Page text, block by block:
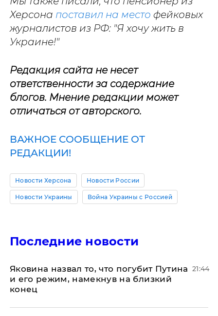
Херсона поставил на место фейковых
журналистов из РФ: "Я хочу жить в
Украине!"
Редакция сайта не несет
ответственности за содержание
блогов. Мнение редакции может
отличаться от авторского.
ВАЖНОЕ СООБЩЕНИЕ ОТ
РЕДАКЦИИ!
Новости Херсона Новости России
Новости Украины Война Украины с Россией
Последние новости
Яковина назвал то, что погубит Путина
и его режим, намекнув на близкий
конец
21:44